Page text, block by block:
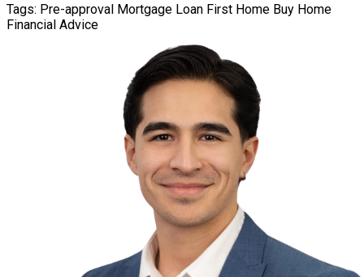
Tags: Pre-approval Mortgage Loan First Home Buy Home
Financial Advice